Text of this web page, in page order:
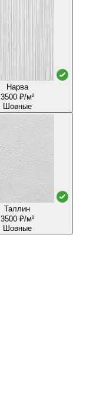
Нарва
3500 ₽/м²
Шовные
Таллин
3500 ₽/м²
Шовные